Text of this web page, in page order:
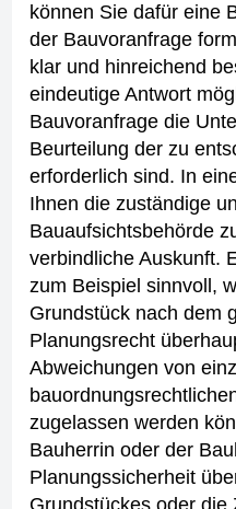
können Sie dafür eine
der Bauvoranfrage
klar und hinreichend
eindeutige Antwort
Bauvoranfrage die
Beurteilung der zu
erforderlich sind. In
Ihnen die zuständige
Bauaufsichtsbehörde
verbindliche Auskunft.
zum Beispiel sinnvoll,
Grundstück nach dem
Planungsrecht
Abweichungen von
zugelassen werden
Bauherrin oder der
Planungssicherheit
Grundstückes oder die